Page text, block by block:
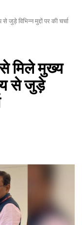
विभिन्न मुद्दों पर की चर्चा
मिले मुख्य
से जुड़े